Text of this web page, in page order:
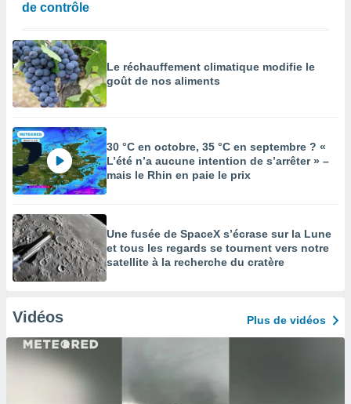
de contrôle
Le réchauffement climatique modifie le
goût de nos aliments
30 °C en octobre, 35 °C en septembre ? «
L’été n’a aucune intention de s’arrêter » –
mais le Rhin en paie le prix
Une fusée de SpaceX s’écrase sur la Lune
et tous les regards se tournent vers notre
satellite à la recherche du cratère
Vidéos Plus de vidéos